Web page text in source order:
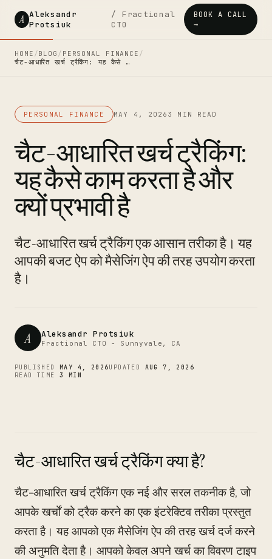
A Aleksandr
Protsiuk
/ Fractional
CTO
BOOK A CALL
→
HOME /BLOG / PERSONAL FINANCE /
चैट-आधारित खर्च ट्रैकिंग: यह कैसे …
PERSONAL FINANCE MAY 4, 2026 3 MIN READ
चैट-आधारित खर्च ट्रैकिंग:
यह कैसे काम करता है और
क्यों प्रभावी है
चैट-आधारित खर्च ट्रैकिंग एक आसान तरीका है। यह
आपकी बजट ऐप को मैसेजिंग ऐप की तरह उपयोग करता
है।
A Aleksandr Protsiuk
Fractional CTO - Sunnyvale, CA
PUBLISHED MAY 4, 2026UPDATED AUG 7, 2026
READ TIME 3 MIN
चैट-आधारित खर्च ट्रैकिंग क्या है?
चैट-आधारित खर्च ट्रैकिंग एक नई और सरल तकनीक है, जो
आपके खर्चों को ट्रैक करने का एक इंटरेक्टिव तरीका प्रस्तुत
करता है। यह आपको एक मैसेजिंग ऐप की तरह खर्च दर्ज करने
की अनुमति देता है। आपको केवल अपने खर्च का विवरण टाइप